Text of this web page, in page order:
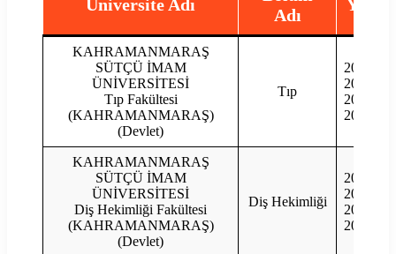
Üniversite Adı
Adı
Yıl
KAHRAMANMARAŞ
SÜTÇÜ İMAM
ÜNİVERSİTESİ
Tıp Fakültesi
(KAHRAMANMARAŞ)
(Devlet)
Tıp
2023
2022
2021
2020
KAHRAMANMARAŞ
SÜTÇÜ İMAM
ÜNİVERSİTESİ
Diş Hekimliği Fakültesi
(KAHRAMANMARAŞ)
(Devlet)
Diş Hekimliği
2023
2022
2021
2020